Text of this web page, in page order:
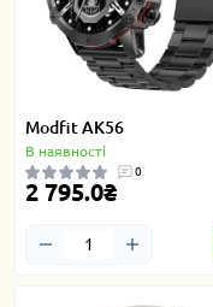
Modfit AK56
В наявності
0
2 795.0₴